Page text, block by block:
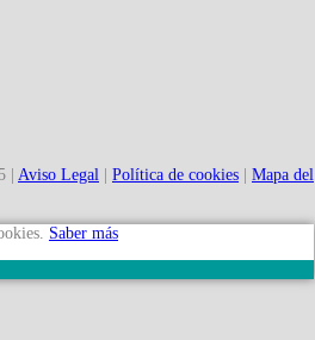
| Aviso Legal | Política de cookies | Mapa del
Saber más